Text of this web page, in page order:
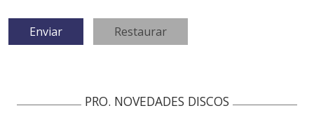
PRO. NOVEDADES DISCOS